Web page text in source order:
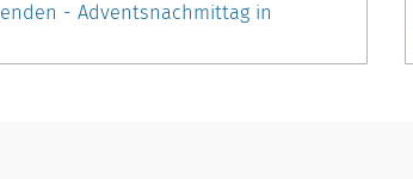
- Adventsnachmittag in